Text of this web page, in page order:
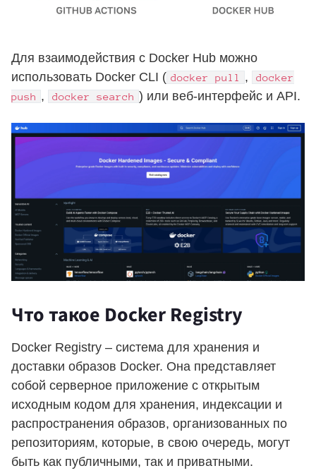
Для взаимодействия с Docker Hub можно
использовать Docker CLI ( docker pull ,
docker
push , docker search ) или веб-интерфейс и API.
Что такое Docker Registry
Docker Registry – система для хранения и
доставки образов Docker. Она представляет
собой серверное приложение с открытым
исходным кодом для хранения, индексации и
распространения образов, организованных по
репозиториям, которые, в свою очередь, могут
быть как публичными, так и приватными.